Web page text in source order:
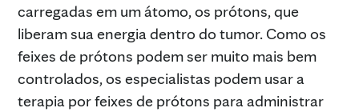
carregadas em um átomo, os prótons, que
liberam sua energia dentro do tumor. Como os
feixes de prótons podem ser muito mais bem
controlados, os especialistas podem usar a
terapia por feixes de prótons para administrar